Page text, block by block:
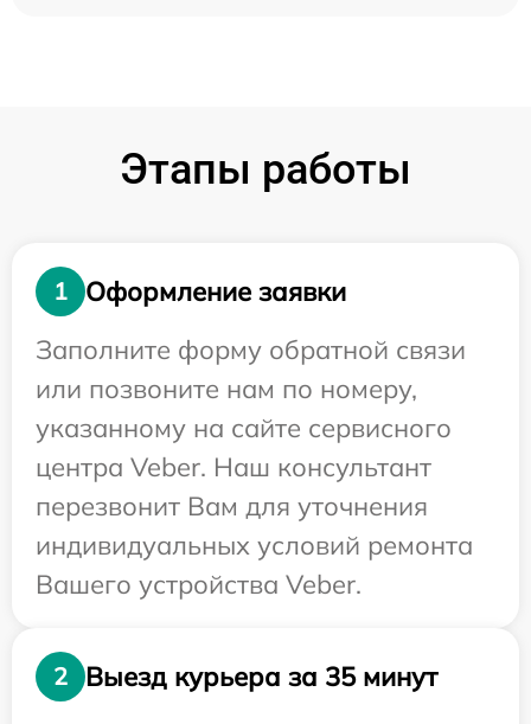
Этапы работы
1
Оформление заявки
Заполните форму обратной связи
или позвоните нам по номеру,
указанному на сайте сервисного
центра Veber. Наш консультант
перезвонит Вам для уточнения
индивидуальных условий ремонта
Вашего устройства Veber.
2
Выезд курьера за 35 минут